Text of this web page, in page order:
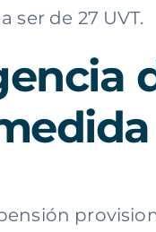
ser de 27 UVT.